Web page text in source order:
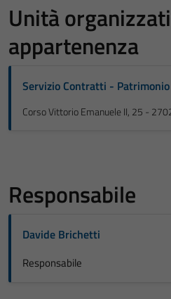
Unità
appartenenza
Servizio Contratti - Patrimonio
Corso Vittorio Emanuele II, 25 -
Responsabile
Davide Brichetti
Responsabile